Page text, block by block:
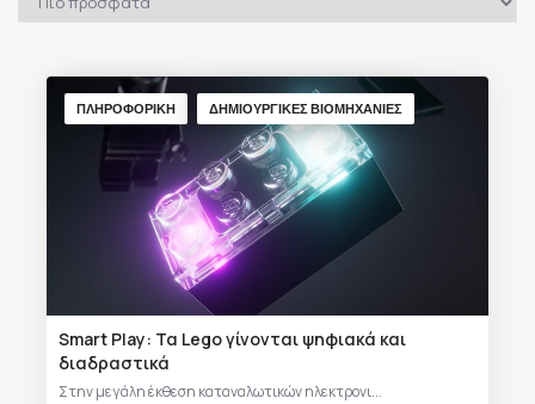
ΠΛΗΡΟΦΟΡΙΚΗ ΔΗΜΙΟΥΡΓΙΚΕΣ ΒΙΟΜΗΧΑΝΙΕΣ
Smart Play: Τα Lego γίνονται ψηφιακά και
διαδραστικά
Στην μεγάλη έκθεση καταναλωτικών ηλεκτρονι...